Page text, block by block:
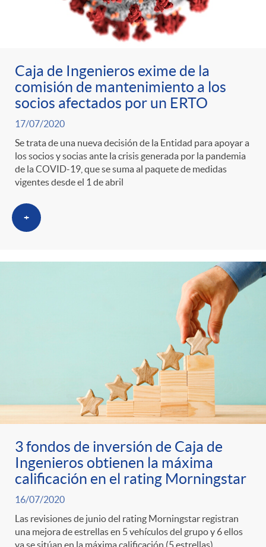
Caja de Ingenieros exime de la
comisión de mantenimiento a los
socios afectados por un ERTO
17/07/2020
Se trata de una nueva decisión de la Entidad para apoyar a
los socios y socias ante la crisis generada por la pandemia
de la COVID-19, que se suma al paquete de medidas
vigentes desde el 1 de abril
+
3 fondos de inversión de Caja de
Ingenieros obtienen la máxima
calificación en el rating Morningstar
16/07/2020
Las revisiones de junio del rating Morningstar registran
una mejora de estrellas en 5 vehículos del grupo y 6 ellos
ya se sitúan en la máxima calificación (5 estrellas)